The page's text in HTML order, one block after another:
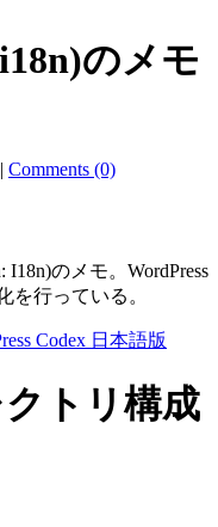
のメモ
| Comments (0)
I18n)のメモ。WordPress
を行っている。
Codex 日本語版
トリ構成